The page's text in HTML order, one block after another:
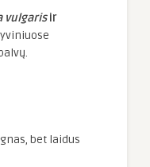
vulgarisir
bet laidus